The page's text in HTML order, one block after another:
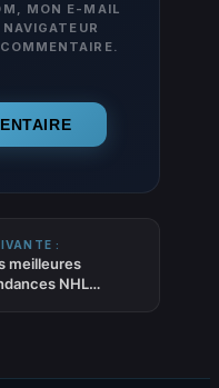
MON E-MAIL
:
meilleures
NHL